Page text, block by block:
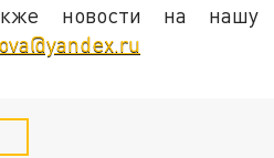
новости на нашу